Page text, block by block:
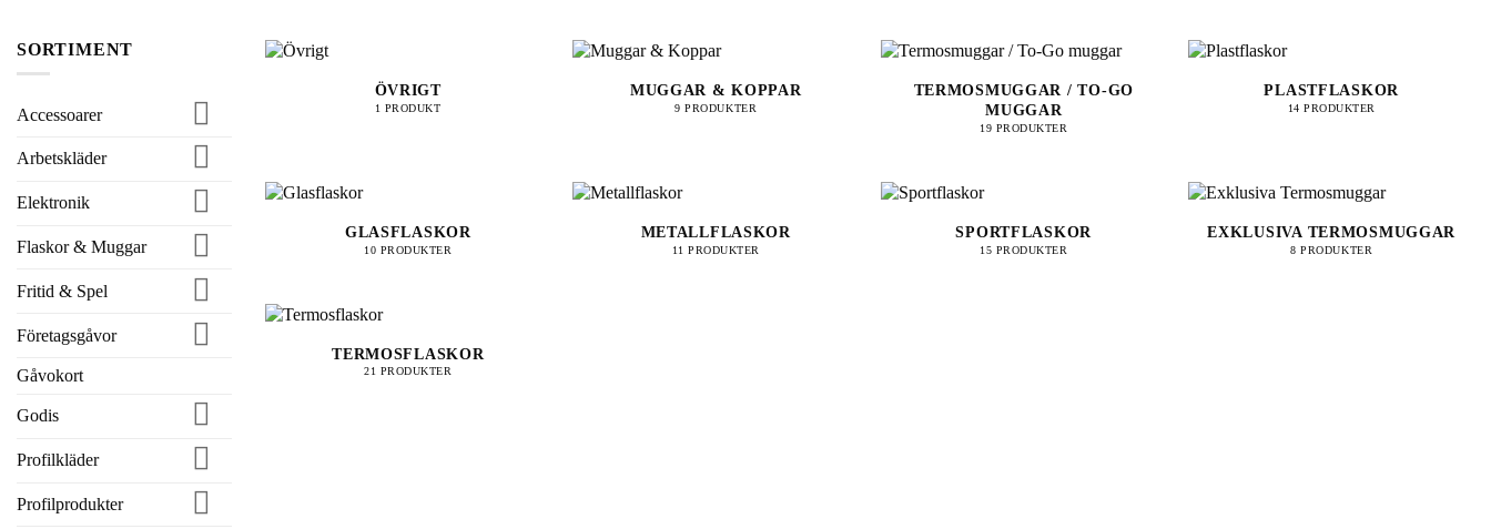
SORTIMENT
Accessoarer
Arbetskläder
Elektronik
Flaskor & Muggar
Fritid & Spel
Företagsgåvor
Gåvokort
Godis
Profilkläder
Profilprodukter
ÖVRIGT
1 PRODUKT
MUGGAR & KOPPAR
9 PRODUKTER
TERMOSMUGGAR / TO-GO
MUGGAR
19 PRODUKTER
PLASTFLASKOR
14 PRODUKTER
GLASFLASKOR
10 PRODUKTER
METALLFLASKOR
11 PRODUKTER
SPORTFLASKOR
15 PRODUKTER
EXKLUSIVA TERMOSMUGGAR
8 PRODUKTER
TERMOSFLASKOR
21 PRODUKTER